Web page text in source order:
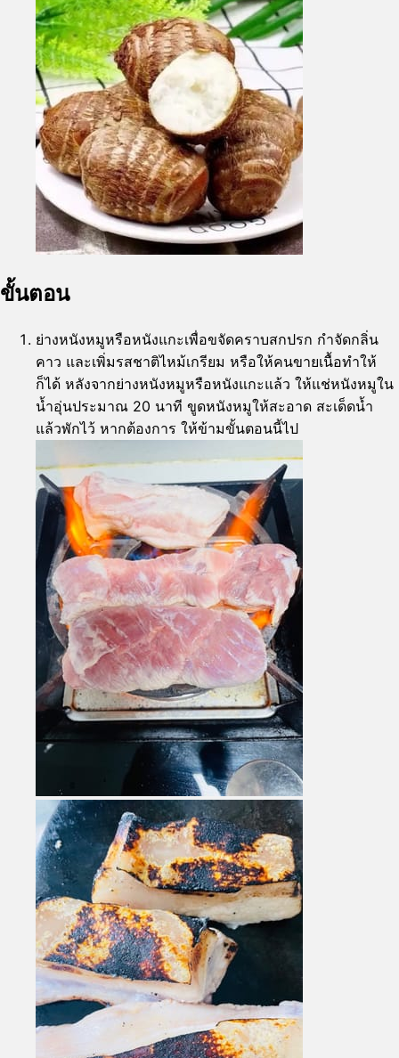
ขั้นตอน
ย่างหนังหมูหรือหนังแกะเพื่อขจัดคราบสกปรก กำจัดกลิ่น
คาว และเพิ่มรสชาติไหม้เกรียม หรือให้คนขายเนื้อทำให้
ก็ได้ หลังจากย่างหนังหมูหรือหนังแกะแล้ว ให้แช่หนังหมูใน
น้ำอุ่นประมาณ 20 นาที ขูดหนังหมูให้สะอาด สะเด็ดน้ำ
แล้วพักไว้ หากต้องการ ให้ข้ามขั้นตอนนี้ไป